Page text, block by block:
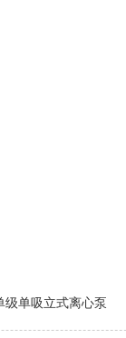
级单吸立式离心泵